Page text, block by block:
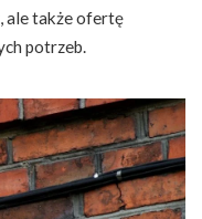
ale także ofertę
potrzeb.